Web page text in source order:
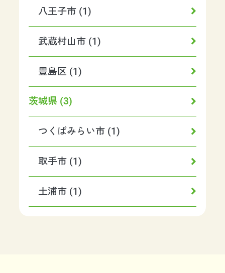
八王子市 (1)
武蔵村山市 (1)
豊島区 (1)
茨城県 (3)
つくばみらい市 (1)
取手市 (1)
土浦市 (1)